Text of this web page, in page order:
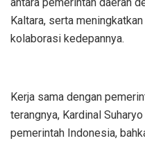
Kaltara, serta
kolaborasi kedepannya.
Kerja sama dengan
terangnya, Kardinal
pemerintah Indonesia,